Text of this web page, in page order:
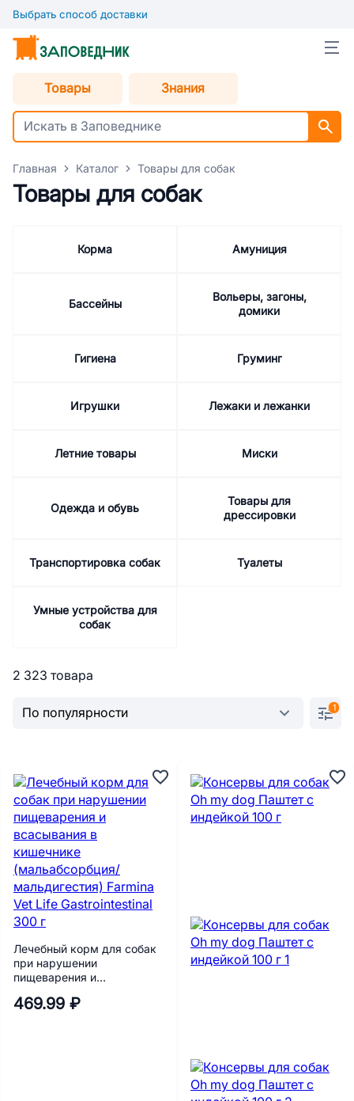
Выбрать способ доставки
Товары Знания
Главная Каталог Товары для собак
Товары для собак
Корма Амуниция
Бассейны
Вольеры, загоны,
домики
Гигиена Груминг
Игрушки Лежаки и лежанки
Летние товары Миски
Одежда и обувь
Товары для
дрессировки
Транспортировка собак Туалеты
Умные устройства для
собак
2 323 товара
1
Лечебный корм для собак
при нарушении
пищеварения и
(мальабсорбция/
469.99 ₽